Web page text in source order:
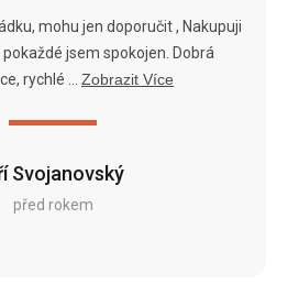
Svojanovský
před rokem
mohu jen doporučit , Nakupuji
jsem spokojen. Dobrá
rychlé ...
Zobrazit Více